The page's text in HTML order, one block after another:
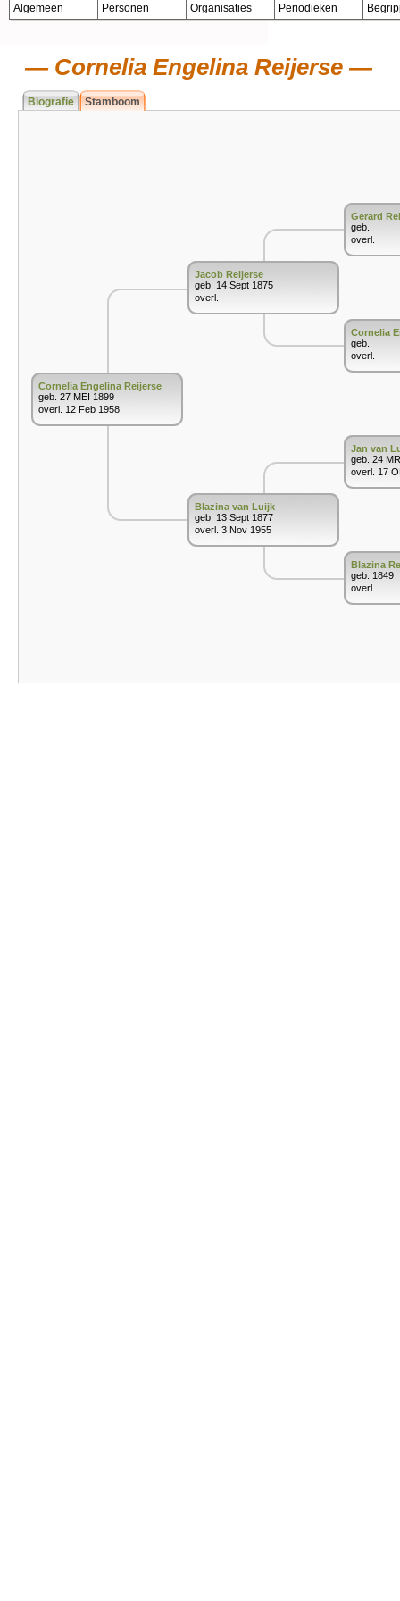
Algemeen Personen Organisaties Periodieken
Cornelia Engelina Reijerse
Biografie Stamboom
Cornelia Engelina Reijerse
geb. 27 MEI 1899
overl. 12 Feb 1958
Jacob Reijerse
geb. 14 Sept 1875
overl.
Blazina van Luijk
geb. 13 Sept 1877
overl. 3 Nov 1955
Gerard
geb.
overl.
Cornelia
geb.
overl.
Jan van
geb. 24
overl. 17
Blazina
geb. 1849
overl.